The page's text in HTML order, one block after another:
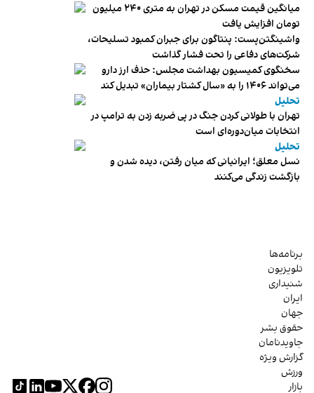
میانگین قیمت مسکن در تهران به متری ۲۴۰ میلیون
تومان افزایش یافت
واشینگتن‌پست: پنتاگون برای جبران کمبود تسلیحات،
شرکت‌های دفاعی را تحت فشار گذاشت
سخنگوی کمیسیون بهداشت مجلس: حذف ارز دارو
می‌تواند ۱۴۰۶ را به «سال کشتار بیماران» تبدیل کند
تحلیل
تهران با طولانی کردن جنگ در پی ضربه زدن به ترامپ در
انتخابات میان‌دوره‌ای است
تحلیل
نسل معلق؛ ایرانیانی که میان رفتن، دیده شدن و
بازگشت زندگی می‌کنند
برنامه‌ها
تلویزیون
شنیداری
ایران
جهان
حقوق بشر
جاویدنامان
گزارش ویژه
ورزش
بازار